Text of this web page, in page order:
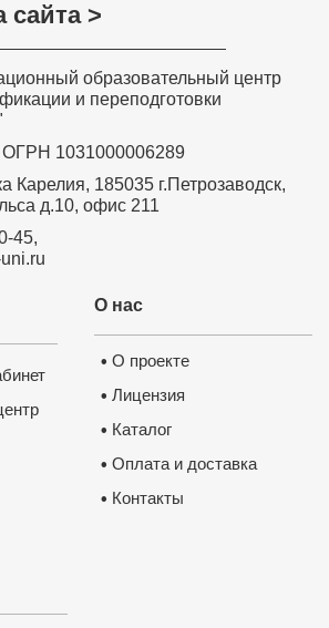
сайта >
образовательный центр
и переподготовки
1031000006289
Карелия, 185035 г.Петрозаводск,
д.10, офис 211
45,
О нас
• О проекте
• Лицензия
• Каталог
• Оплата и доставка
• Контакты